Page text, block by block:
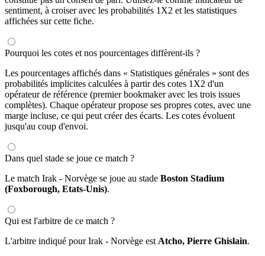
sentiment, à croiser avec les probabilités 1X2 et les statistiques
affichées sur cette fiche.
Pourquoi les cotes et nos pourcentages diffèrent-ils ?
Les pourcentages affichés dans « Statistiques générales » sont des
probabilités implicites calculées à partir des cotes 1X2 d'un
opérateur de référence (premier bookmaker avec les trois issues
complètes). Chaque opérateur propose ses propres cotes, avec une
marge incluse, ce qui peut créer des écarts. Les cotes évoluent
jusqu'au coup d'envoi.
Dans quel stade se joue ce match ?
Le match Irak - Norvège se joue au stade Boston Stadium
(Foxborough, Etats-Unis).
Qui est l'arbitre de ce match ?
L'arbitre indiqué pour Irak - Norvège est Atcho, Pierre Ghislain.